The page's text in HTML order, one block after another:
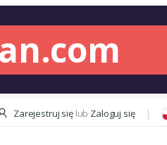
Zarejestruj się lub Zaloguj się